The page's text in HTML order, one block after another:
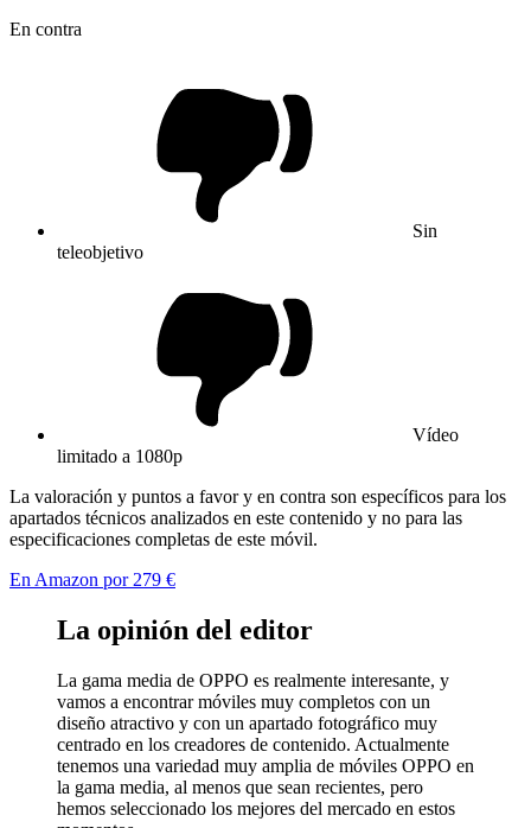
En contra
Sin
teleobjetivo
Vídeo
limitado a 1080p
La valoración y puntos a favor y en contra son específicos para los
apartados técnicos analizados en este contenido y no para las
especificaciones completas de este móvil.
En Amazon por 279 €
La opinión del editor
La gama media de OPPO es realmente interesante, y
vamos a encontrar móviles muy completos con un
diseño atractivo y con un apartado fotográfico muy
centrado en los creadores de contenido. Actualmente
tenemos una variedad muy amplia de móviles OPPO en
la gama media, al menos que sean recientes, pero
hemos seleccionado los mejores del mercado en estos